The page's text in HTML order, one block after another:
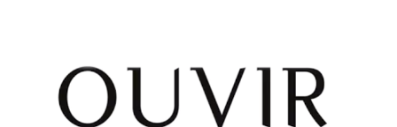
potável da população vianense e, pela sua monumentalidade e
localização, uma das referências urbanas do burgo. Antigos